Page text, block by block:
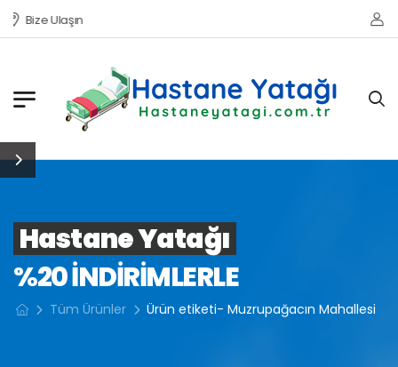
Bize Ulaşın
Hastane Yatağı
%20 INDIRIMLERLE
Tüm Ürünler Ürün etiketi- Muzrupağacın Mahallesi